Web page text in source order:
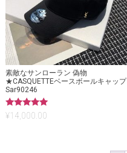
素敵なサンローラン 偽物
★CASQUETTEベースボールキャップ
Sar90246
5段階中
5.00
¥14,000.00